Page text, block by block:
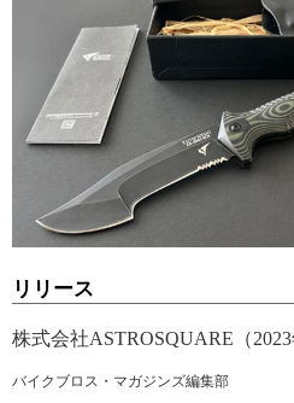
リリース
株式会社ASTROSQUARE（2023
バイクブロス・マガジンズ編集部